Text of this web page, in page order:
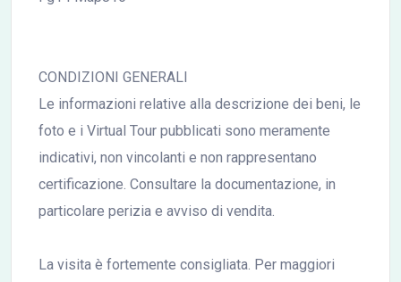
CONDIZIONI GENERALI
Le informazioni relative alla descrizione dei beni, le
foto e i Virtual Tour pubblicati sono meramente
indicativi, non vincolanti e non rappresentano
certificazione. Consultare la documentazione, in
particolare perizia e avviso di vendita.
La visita è fortemente consigliata. Per maggiori